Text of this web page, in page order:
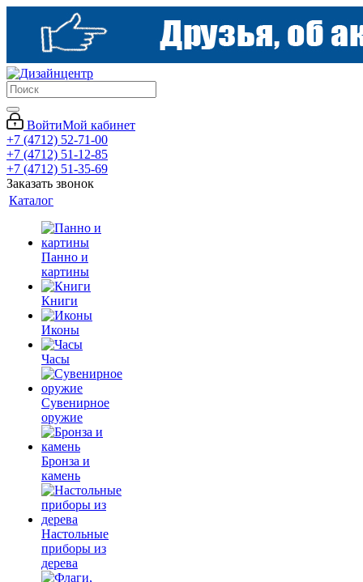
ВойтиМой кабинет
+7 (4712) 52-71-00
+7 (4712) 51-12-85
+7 (4712) 51-35-69
Заказать звонок
Каталог
Панно и
картины
Книги
Иконы
Часы
Сувенирное
оружие
Бронза и
камень
Настольные
приборы из
дерева